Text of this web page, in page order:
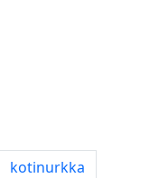
kotinurkka